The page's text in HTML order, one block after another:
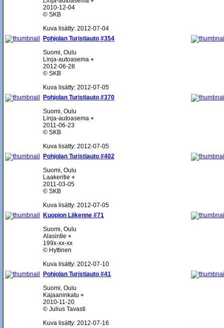
2010-12-04
© SKB
Kuva lisätty: 2012-07-04
Pohjolan Turistiauto #354
Suomi, Oulu
Linja-autoasema ⌖
2012-06-28
© SKB
Kuva lisätty: 2012-07-05
Pohjolan Turistiauto #370
Suomi, Oulu
Linja-autoasema ⌖
2011-06-23
© SKB
Kuva lisätty: 2012-07-05
Pohjolan Turistiauto #402
Suomi, Oulu
Laakeritie ⌖
2011-03-05
© SKB
Kuva lisätty: 2012-07-05
Kuopion Liikenne #71
Suomi, Oulu
Alasintie ⌖
199x-xx-xx
© Hyttinen
Kuva lisätty: 2012-07-10
Pohjolan Turistiauto #41
Suomi, Oulu
Kajaaninkatu ⌖
2010-11-20
© Julius Tavasti
Kuva lisätty: 2012-07-16